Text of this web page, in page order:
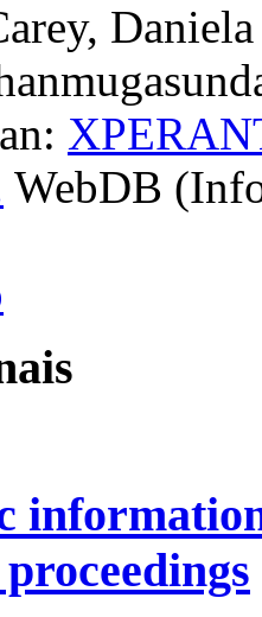
WebDB